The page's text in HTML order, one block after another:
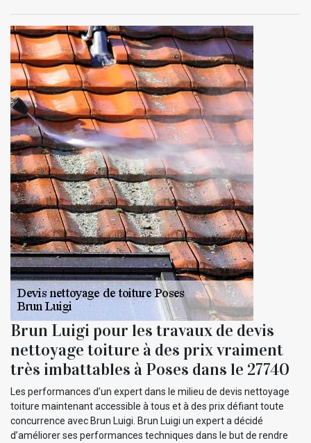
Brun Luigi pour les travaux de devis
nettoyage toiture à des prix vraiment
très imbattables à Poses dans le 27740
Les performances d’un expert dans le milieu de devis nettoyage
toiture maintenant accessible à tous et à des prix défiant toute
concurrence avec Brun Luigi. Brun Luigi un expert a décidé
d’améliorer ses performances techniques dans le but de rendre